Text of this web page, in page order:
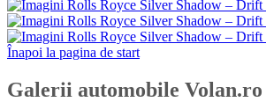
Înapoi la pagina de start
Galerii automobile Volan.ro